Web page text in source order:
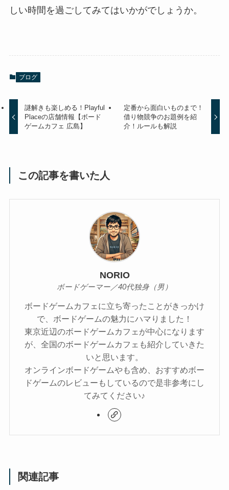
しい時間を過ごしてみてはいかがでしょうか。
ブログ
謎解きも楽しめる！Playful
Placeの店舗情報【ボード
ゲームカフェ 広島】
定番から面白いものまで！
借り物競争のお題例を紹
介！ルールも解説
この記事を書いた人
NORIO
ボードゲーマー／40代独身（男）
ボードゲームカフェに立ち寄ったことがきっかけ
で、ボードゲームの魅力にハマりました！
東京近辺のボードゲームカフェが中心になります
が、全国のボードゲームカフェも紹介していきた
いと思います。
オンラインボードゲームやも含め、おすすめボー
ドゲームのレビューもしているので是非参考にし
てみてください♪
関連記事